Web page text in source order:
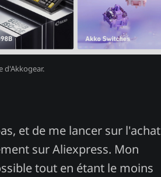
d'Akkogear.
et de me lancer sur l'achat
sur Aliexpress. Mon
tout en étant le moins